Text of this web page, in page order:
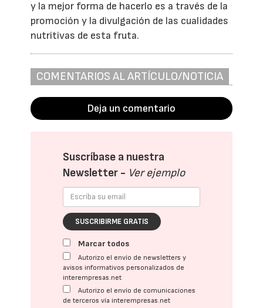
y la mejor forma de hacerlo es a través de la
promoción y la divulgación de las cualidades
nutritivas de esta fruta.
COMENTARIOS AL ARTÍCULO/NOTICIA
Deja un comentario
Suscríbase a nuestra
Newsletter - Ver ejemplo
SUSCRIBIRME GRATIS
Marcar todos
Autorizo el envío de newsletters y
avisos informativos personalizados de
interempresas.net
Autorizo el envío de comunicaciones
de terceros vía interempresas.net